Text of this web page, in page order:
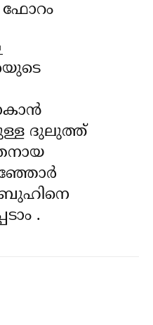
ദുലുത്ത്
.